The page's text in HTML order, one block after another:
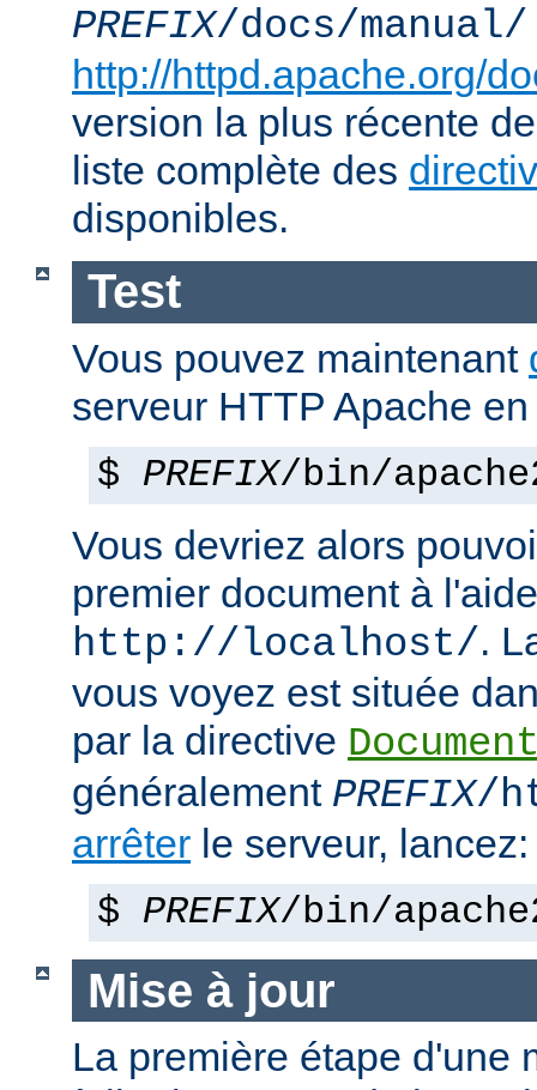
PREFIX/docs/manual/
http://httpd.apache.org/
version la plus récente
liste complète des
disponibles.
Test
Vous pouvez maintenant
serveur HTTP Apache
$ PREFIX/bin/
Vous devriez alors
premier document à
http://localhost/.
vous voyez est située
par la directive
généralement PREFIX/
arrêter le serveur, lancez:
$ PREFIX/bin/
Mise à jour
La première étape d'une